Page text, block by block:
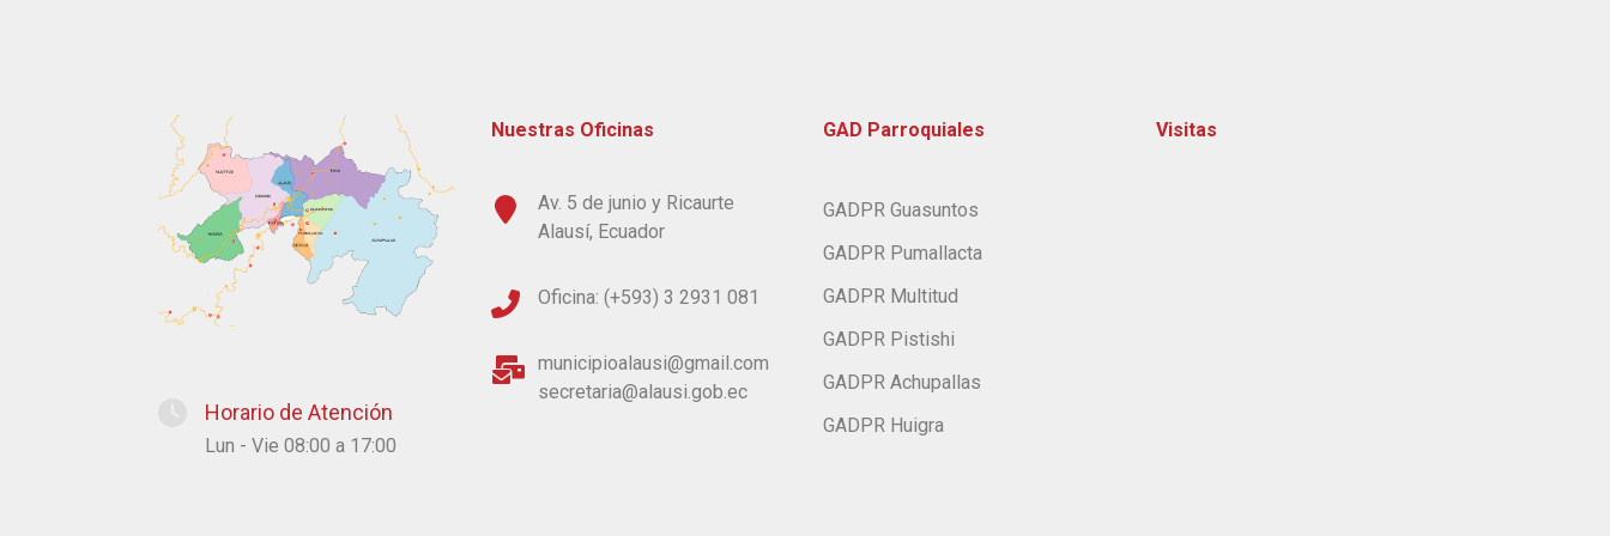
Horario de Atención
Lun - Vie 08:00 a 17:00
Nuestras Oficinas
Av. 5 de junio y Ricaurte
Alausí, Ecuador
Oficina: (+593) 3 2931 081
municipioalausi@gmail.com
secretaria@alausi.gob.ec
GAD Parroquiales
GADPR Guasuntos
GADPR Pumallacta
GADPR Multitud
GADPR Pistishi
GADPR Achupallas
GADPR Huigra
Visitas